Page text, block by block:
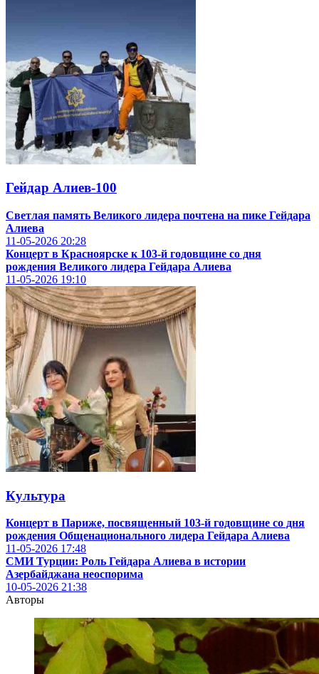
Гейдар Алиев-100
Светлая память Великого лидера почтена на пике Гейдара
Алиева
11-05-2026 20:28
Концерт в Красноярске к 103-й годовщине со дня
рождения Великого лидера Гейдара Алиева
11-05-2026 19:10
Культура
Концерт в Париже, посвященный 103-й годовщине со дня
рождения Общенационального лидера Гейдара Алиева
11-05-2026 17:48
СМИ Турции: Роль Гейдара Алиева в истории
Азербайджана неоспорима
10-05-2026 21:38
Авторы